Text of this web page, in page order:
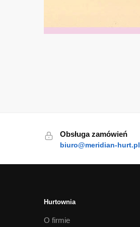
Obsługa zamówień
biuro@meridian-hurt.pl
Hurtownia
O firmie